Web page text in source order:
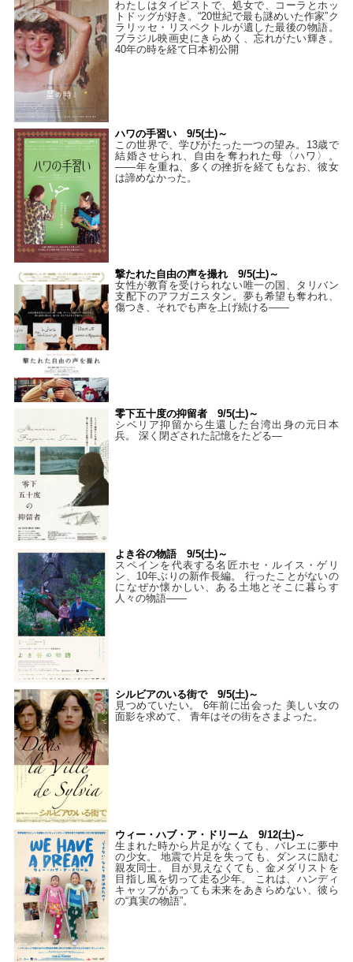
わたしはタイピストで、処⼥で、コーラとホッ
トドッグが好き。“20世紀で最も謎めいた作家”ク
ラリッセ・リスペクトルが遺した最後の物語。
ブラジル映画史にきらめく、忘れがたい輝き。
40年の時を経て⽇本初公開
ハワの手習い 9/5(土)～
この世界で、学びがたった一つの望み。13歳で
結婚させられ、自由を奪われた母〈ハワ〉。
——年を重ね、多くの挫折を経てもなお、彼女
は諦めなかった。
撃たれた自由の声を撮れ 9/5(土)～
女性が教育を受けられない唯一の国、タリバン
支配下のアフガニスタン。夢も希望も奪われ、
傷つき、それでも声を上げ続ける——
零下五十度の抑留者 9/5(土)～
シベリア抑留から生還した台湾出身の元日本
兵。 深く閉ざされた記憶をたどる—
よき谷の物語 9/5(土)～
スペインを代表する名匠ホセ・ルイス・ゲリ
ン、10年ぶりの新作長編。 行ったことがないの
になぜか懐かしい、ある土地とそこに暮らす
人々の物語――
シルビアのいる街で 9/5(土)～
見つめていたい。 6年前に出会った 美しい女の
面影を求めて、 青年はその街をさまよった。
ウィー・ハブ・ア・ドリーム 9/12(土)～
生まれた時から片足がなくても、バレエに夢中
の少女。 地震で片足を失っても、ダンスに励む
親友同士。 目が見えなくても、金メダリストを
目指し風を切って走る少年。 これは、ハンディ
キャップがあっても未来をあきらめない、彼ら
の“真実の物語”。